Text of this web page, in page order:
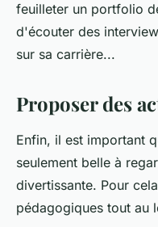
feuilleter un portfolio
d'écouter des
sur sa carrière...
Proposer des
Enfin, il est important
seulement belle à
divertissante. Pour
pédagogiques tout au